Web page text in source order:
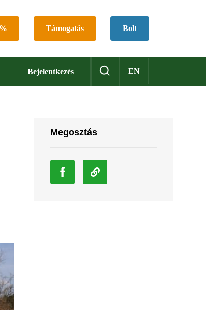
Támogatás Bolt
Bejelentkezés EN
Megosztás